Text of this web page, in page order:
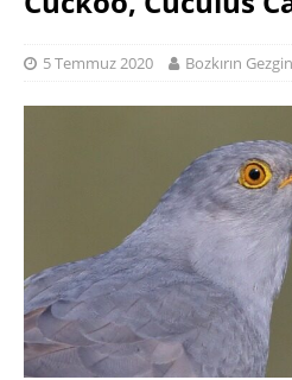
5 Temmuz 2020 Bozkırın